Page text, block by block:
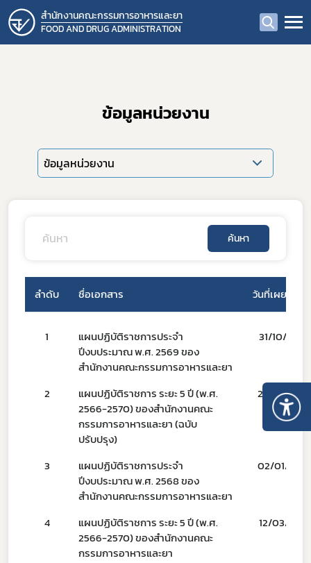
สำนักงานคณะกรรมการอาหารและยา
FOOD AND DRUG ADMINISTRATION
ข้อมูลหน่วยงาน
ข้อมูลหน่วยงาน
ค้นหา
ลำดับ ชื่อเอกสาร วันที่เผยแพร่
1
แผนปฏิบัติราชการประจำ
ปีงบประมาณ พ.ศ. 2569 ของ
สำนักงานคณะกรรมการอาหารและยา
31/10/68
2
แผนปฏิบัติราชการ ระยะ 5 ปี (พ.ศ.
2566-2570) ของสำนักงานคณะ
กรรมการอาหารและยา (ฉบับ
ปรับปรุง)
27/03/68
3
แผนปฏิบัติราชการประจำ
ปีงบประมาณ พ.ศ. 2568 ของ
สำนักงานคณะกรรมการอาหารและยา
02/01/68
4
แผนปฏิบัติราชการ ระยะ 5 ปี (พ.ศ.
2566-2570) ของสำนักงานคณะ
กรรมการอาหารและยา
12/03/67